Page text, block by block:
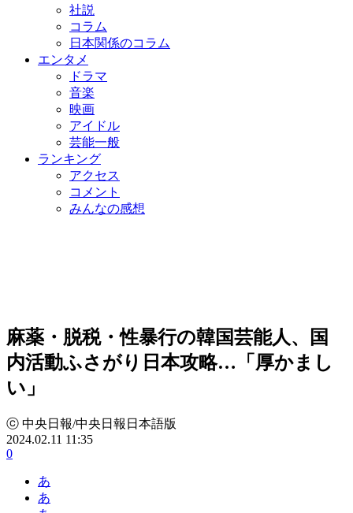
社説
コラム
日本関係のコラム
エンタメ
ドラマ
音楽
映画
アイドル
芸能一般
ランキング
アクセス
コメント
みんなの感想
麻薬・脱税・性暴行の韓国芸能人、国
内活動ふさがり日本攻略…「厚かまし
い」
ⓒ 中央日報/中央日報日本語版
2024.02.11 11:35
0
あ
あ